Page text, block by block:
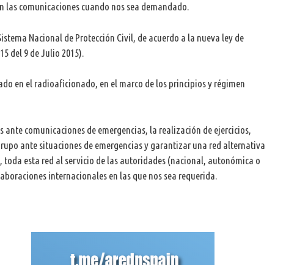
las comunicaciones cuando nos sea demandado.
Nacional de Protección Civil, de acuerdo a la nueva ley de
del 9 de Julio 2015).
en el radioaficionado, en el marco de los principios y régimen
comunicaciones de emergencias, la realización de ejercicios,
ante situaciones de emergencias y garantizar una red alternativa
esta red al servicio de las autoridades (nacional, autonómica o
internacionales en las que nos sea requerida.